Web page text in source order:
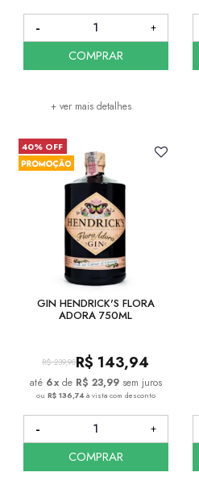
+ ver mais detalhes
COMPRAR
40% OFF
GIN HENDRICK'S FLORA
ADORA 750ML
R$ 239,90R$ 143,94
6x de R$ 23,99 sem juros
ou R$ 136,74 à vista com desconto
COMPRAR